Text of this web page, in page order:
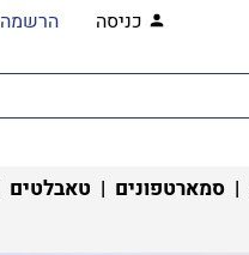
כניסה הרשמה
| סמארטפונים | טאבלטים